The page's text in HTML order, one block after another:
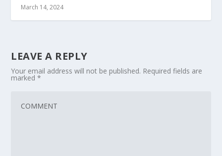
March 14, 2024
LEAVE A REPLY
Your email address will not be published. Required fields are
marked*